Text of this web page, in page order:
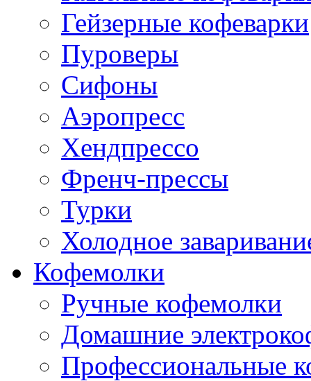
Гейзерные кофеварки
Пуроверы
Сифоны
Аэропресс
Хендпрессо
Френч-прессы
Турки
Холодное
Кофемолки
Ручные кофемолки
Домашние
Профессиональные